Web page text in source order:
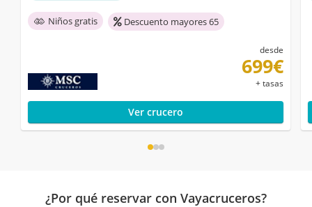
Niños gratis Descuento mayores 65
desde
699€
+ tasas
Ver crucero
¿Por qué reservar con Vayacruceros?